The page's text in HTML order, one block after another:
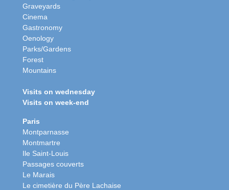
Graveyards
Cinema
Gastronomy
Oenology
Parks/Gardens
Forest
Mountains
Visits on wednesday
Visits on week-end
Paris
Montparnasse
Montmartre
Ile Saint-Louis
Passages couverts
Le Marais
Le cimetière du Père Lachaise